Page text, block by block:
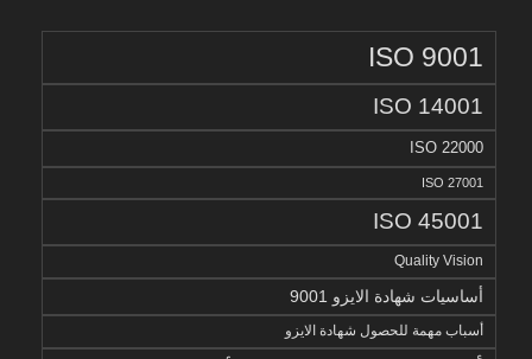
ISO 9001
ISO 14001
ISO 22000
ISO 27001
ISO 45001
Quality Vision
أساسيات شهادة الايزو 9001
أسباب مهمة للحصول شهادة الايزو